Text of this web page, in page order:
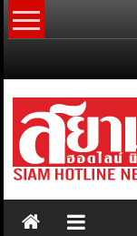
Skip
to